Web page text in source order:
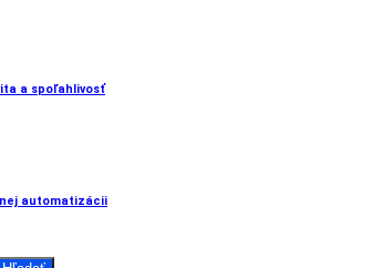
a spoľahlivosť
automatizácii